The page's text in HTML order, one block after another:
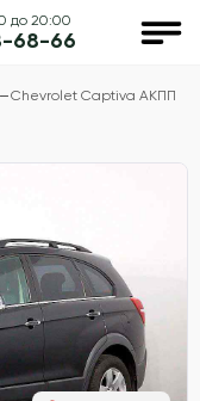
до 20:00
68-66
Chevrolet Captiva АКПП